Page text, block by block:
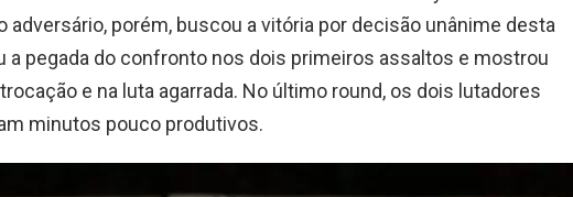
adversário, porém, buscou a vitória por decisão unânime desta
a pegada do confronto nos dois primeiros assaltos e mostrou
e na luta agarrada. No último round, os dois lutadores
minutos pouco produtivos.